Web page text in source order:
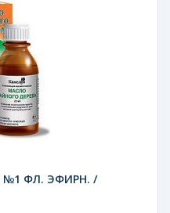
№1 ФЛ. ЭФИРН. /